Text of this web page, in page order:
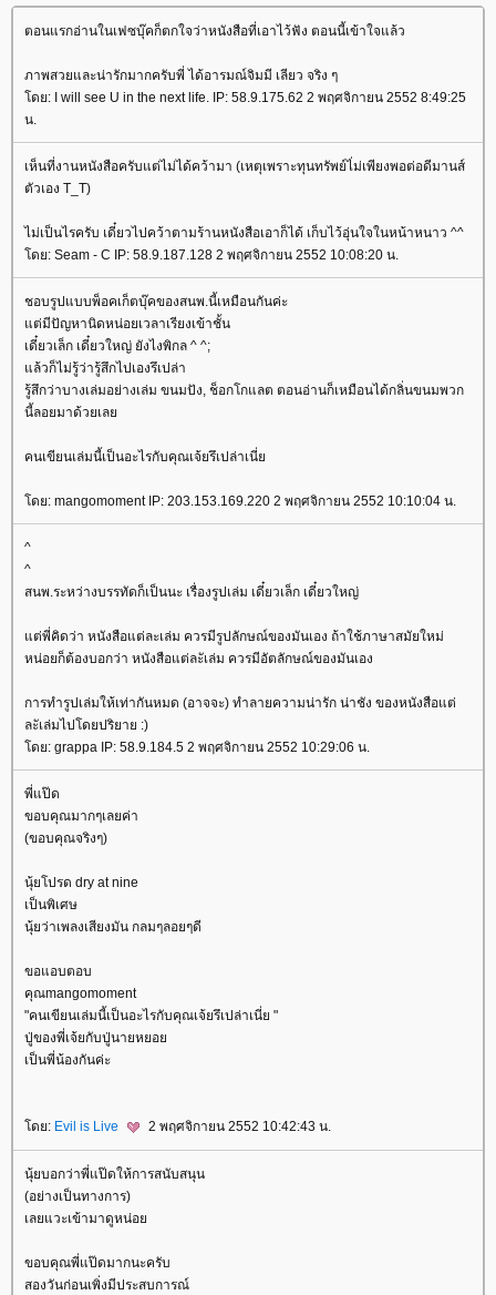
ตอนแรกอ่านในเฟซบุ๊คก็ตกใจว่าหนังสือที่เอาไว้ฟัง ตอนนี้เข้าใจแล้ว
ภาพสวยและน่ารักมากครับพี่ ได้อารมณ์จิมมี เลียว จริง ๆ
ดย: I will see U in the next life. IP: 58.9.175.62 2 พฤศจิกายน 2552 8:49:25
น.
เห็นที่งานหนังสือครับแต่ไม่ได้คว้ามา (เหตุเพราะทุนทรัพย์ไ่ม่เพียงพอต่อดีมานส์
ตัวเอง T_T)
ไม่เป็นไรครับ เดี๋ยวไปคว้าตามร้านหนังสือเอาก็ได้ เก็บไว้อุ่นใจในหน้าหนาว ^^
ดย: Seam - C IP: 58.9.187.128 2 พฤศจิกายน 2552 10:08:20 น.
ชอบรูปแบบพ็อคเก็ตบุ๊คของสนพ.นี้เหมือนกันค่ะ
ต่มีปัญหานิดหน่อยเวลาเรียงเข้าชั้น
เดี๋ยวเล็ก เดี๋ยวใหญ่ ยังไงพิกล ^ ^;
ล้วก็ไม่รู้ว่ารู้สึกไปเองรึเปล่า
รู้สึกว่าบางเล่มอย่างเล่ม ขนมปัง, ช็อกโกแลต ตอนอ่านก็เหมือนได้กลิ่นขนมพวก
นี้ลอยมาด้วยเล
คนเขียนเล่มนี้เป็นอะไรกับคุณเจ้ยรึเปล่าเนี่
ดย: mangomoment IP: 203.153.169.220 2 พฤศจิกายน 2552 10:10:04 น.
^
^
สนพ.ระหว่างบรรทัดก็เป็นนะ เรื่องรูปเล่ม เดี๋ยวเล็ก เดี๋ยวใหญ่
ต่พี่คิดว่า หนังสือแต่ละเล่ม ควรมีรูปลักษณ์ของมันเอง ถ้าใช้ภาษาสมัยใหม่
หน่อยก็ต้องบอกว่า หนังสือแต่ละัเล่ม ควรมีอัตลักษณ์ของมันเอง
การทำรูปเล่มให้เท่ากันหมด (อาจจะ) ทำลายความน่ารัก น่าชัง ของหนังสือแต่
ละัเล่มไปโดยปริยาย :)
ดย: grappa IP: 58.9.184.5 2 พฤศจิกายน 2552 10:29:06 น.
พี่แป๊ด
ขอบคุณมากๆเลยค่า
(ขอบคุณจริงๆ)
นุ้ยโปรด dry at nine
เป็นพิเศษ
นุ้ยว่าเพลงเสียงมัน กลมๆลอยๆดี
ขอแอบตอบ
คุณmangomoment
"คนเขียนเล่มนี้เป็นอะไรกับคุณเจ้ยรึเปล่าเนี่ย "
ปู่ของพี่เจ้ยกับปู่นายหยอ
เป็นพี่น้องกันค่ะ
ดย: Evil is Live 2 พฤศจิกายน 2552 10:42:43 น.
นุ้ยบอกว่าพี่แป๊ดให้การสนับสนุน
(อย่างเป็นทางการ)
เลยแวะเข้ามาดูหน่อ
ขอบคุณพี่แป๊ดมากนะครับ
สองวันก่อนเพิ่งมีประสบการณ์